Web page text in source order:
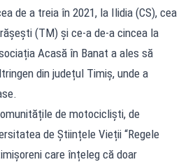
de a treia în 2021, la Ilidia (CS), cea
(TM) și ce-a de-a cincea la
Acasă în Banat a ales să
din județul Timiș, unde a
de motocicliști, de
de Științele Vieții “Regele
care înțeleg că doar